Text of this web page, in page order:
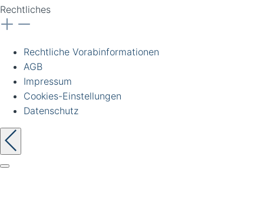
Rechtliches
Rechtliche Vorabinformationen
AGB
Impressum
Cookies-Einstellungen
Datenschutz